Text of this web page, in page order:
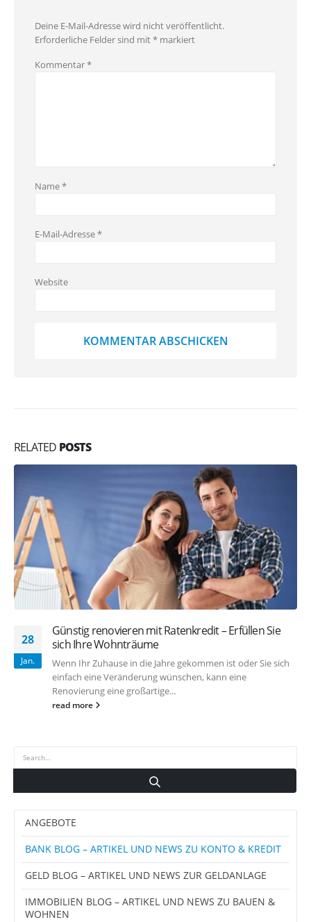
Deine E-Mail-Adresse wird nicht veröffentlicht.
Erforderliche Felder sind mit* markiert
Kommentar*
Name*
E-Mail-Adresse*
Website
RELATED POSTS
28
Jan.
Günstig renovieren mit Ratenkredit – Erfüllen Sie
sich Ihre Wohnträume
Wenn Ihr Zuhause in die Jahre gekommen ist oder Sie sich
einfach eine Veränderung wünschen, kann eine
Renovierung eine großartige...
read more
ANGEBOTE
BANK BLOG – ARTIKEL UND NEWS ZU KONTO & KREDIT
GELD BLOG – ARTIKEL UND NEWS ZUR GELDANLAGE
IMMOBILIEN BLOG – ARTIKEL UND NEWS ZU BAUEN &
WOHNEN